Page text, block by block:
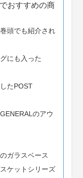
おすすめの商
頭でも紹介され
にも入った
たPOST
のアウ
ガラスベース
ケットシリーズ